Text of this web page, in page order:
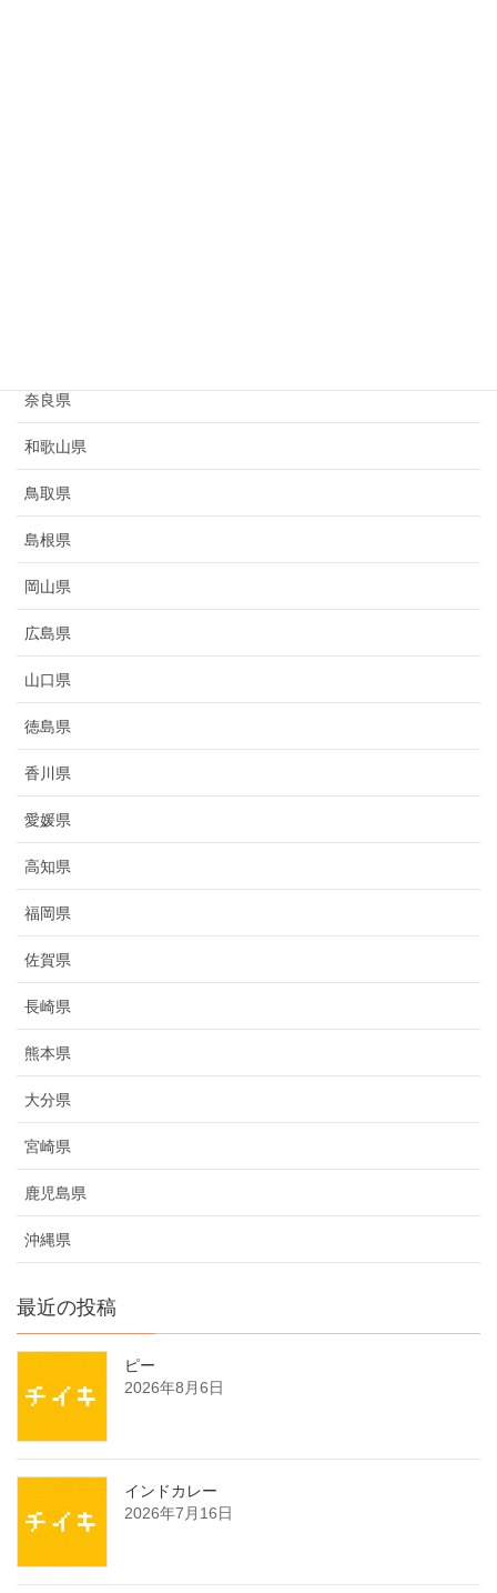
奈良県
和歌山県
鳥取県
島根県
岡山県
広島県
山口県
徳島県
香川県
愛媛県
高知県
福岡県
佐賀県
長崎県
熊本県
大分県
宮崎県
鹿児島県
沖縄県
最近の投稿
ピー
2026年8月6日
インドカレー
2026年7月16日